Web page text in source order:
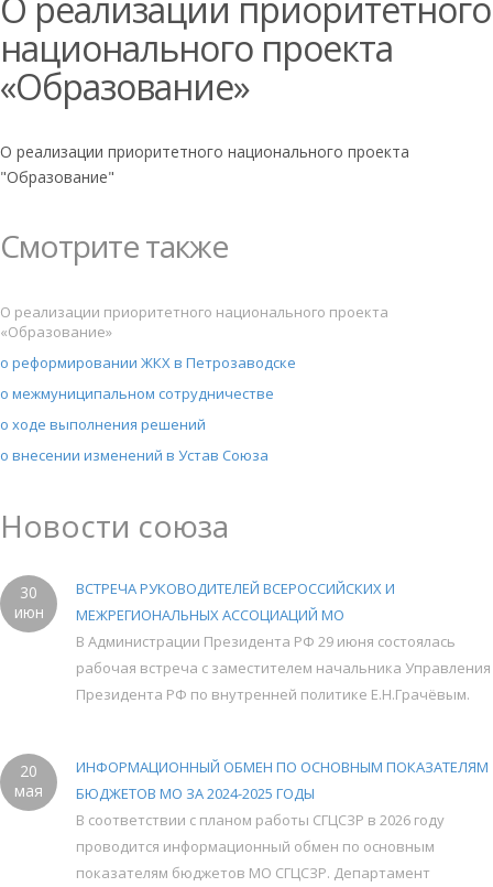
национального проекта
«Образование»
О реализации приоритетного национального проекта
"Образование"
Смотрите также
О реализации приоритетного национального проекта
«Образование»
о реформировании ЖКХ в Петрозаводске
о межмуниципальном сотрудничестве
о ходе выполнения решений
о внесении изменений в Устав Союза
Новости союза
30
июн
ВСТРЕЧА РУКОВОДИТЕЛЕЙ ВСЕРОССИЙСКИХ И
МЕЖРЕГИОНАЛЬНЫХ АССОЦИАЦИЙ МО
В Администрации Президента РФ 29 июня состоялась
рабочая встреча с заместителем начальника Управления
Президента РФ по внутренней политике Е.Н.Грачёвым.
20
мая
ИНФОРМАЦИОННЫЙ ОБМЕН ПО ОСНОВНЫМ ПОКАЗАТЕЛЯМ
БЮДЖЕТОВ МО ЗА 2024-2025 ГОДЫ
В соответствии с планом работы СГЦСЗР в 2026 году
проводится информационный обмен по основным
показателям бюджетов МО СГЦСЗР. Департамент